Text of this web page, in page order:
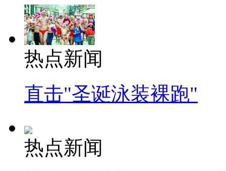
热点新闻
直击"圣诞泳装裸跑"
热点新闻